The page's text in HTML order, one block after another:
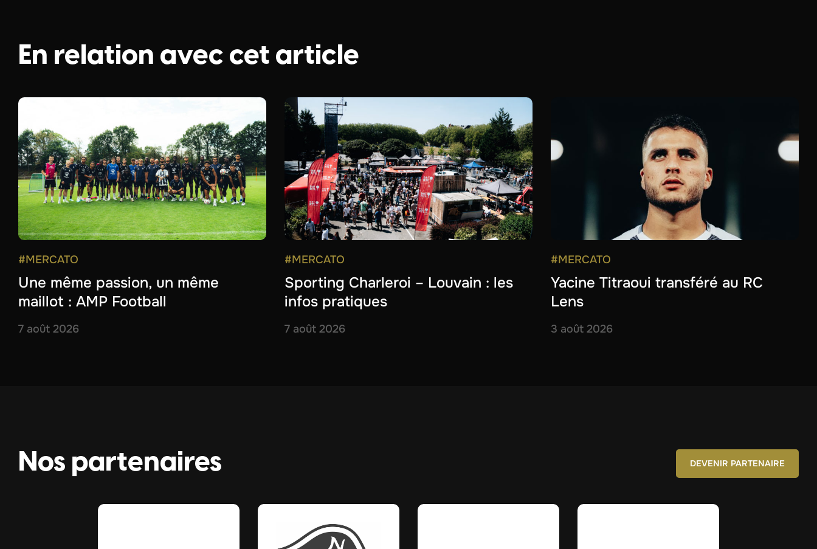
En relation avec cet article
#MERCATO
Une même passion, un même
maillot : AMP Football
7 août 2026
#MERCATO
Sporting Charleroi – Louvain : les
infos pratiques
7 août 2026
#MERCATO
Yacine Titraoui transféré au RC
Lens
3 août 2026
Nos partenaires DEVENIR PARTENAIRE